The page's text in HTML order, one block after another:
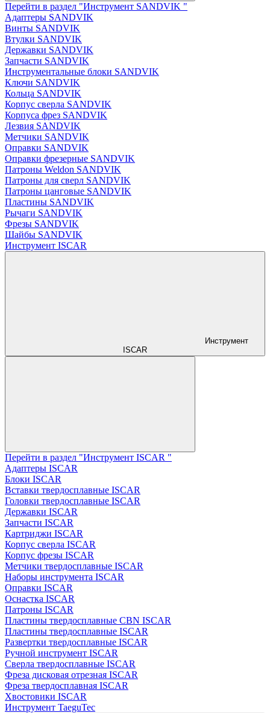
Перейти в раздел "Инструмент SANDVIK "
Адаптеры SANDVIK
Винты SANDVIK
Втулки SANDVIK
Державки SANDVIK
Запчасти SANDVIK
Инструментальные блоки SANDVIK
Ключи SANDVIK
Кольца SANDVIK
Корпус сверла SANDVIK
Корпуса фрез SANDVIK
Лезвия SANDVIK
Метчики SANDVIK
Оправки SANDVIK
Оправки фрезерные SANDVIK
Патроны Weldon SANDVIK
Патроны для сверл SANDVIK
Патроны цанговые SANDVIK
Пластины SANDVIK
Рычаги SANDVIK
Фрезы SANDVIK
Шайбы SANDVIK
Инструмент ISCAR
Инструмент
ISCAR
Перейти в раздел "Инструмент ISCAR "
Адаптеры ISCAR
Блоки ISCAR
Вставки твердосплавные ISCAR
Головки твердосплавные ISCAR
Державки ISCAR
Запчасти ISCAR
Картриджи ISCAR
Корпус сверла ISCAR
Корпус фрезы ISCAR
Метчики твердосплавные ISCAR
Наборы инструмента ISCAR
Оправки ISCAR
Оснастка ISCAR
Патроны ISCAR
Пластины твердосплавные CBN ISCAR
Пластины твердосплавные ISCAR
Развертки твердосплавные ISCAR
Ручной инструмент ISCAR
Сверла твердосплавные ISCAR
Фреза дисковая отрезная ISCAR
Фреза твердосплавная ISCAR
Хвостовики ISCAR
Инструмент TaeguTec